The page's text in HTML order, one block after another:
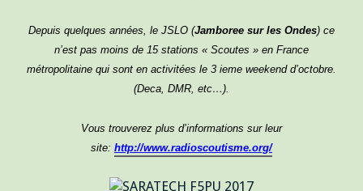
Depuis quelques années, le JSLO (Jamboree sur les Ondes) ce
n’est pas moins de 15 stations « Scoutes » en France
métropolitaine qui sont en activitées le 3 ieme weekend d’octobre.
(Deca, DMR, etc…).
Vous trouverez plus d’informations sur leur
site: http://www.radioscoutisme.org/